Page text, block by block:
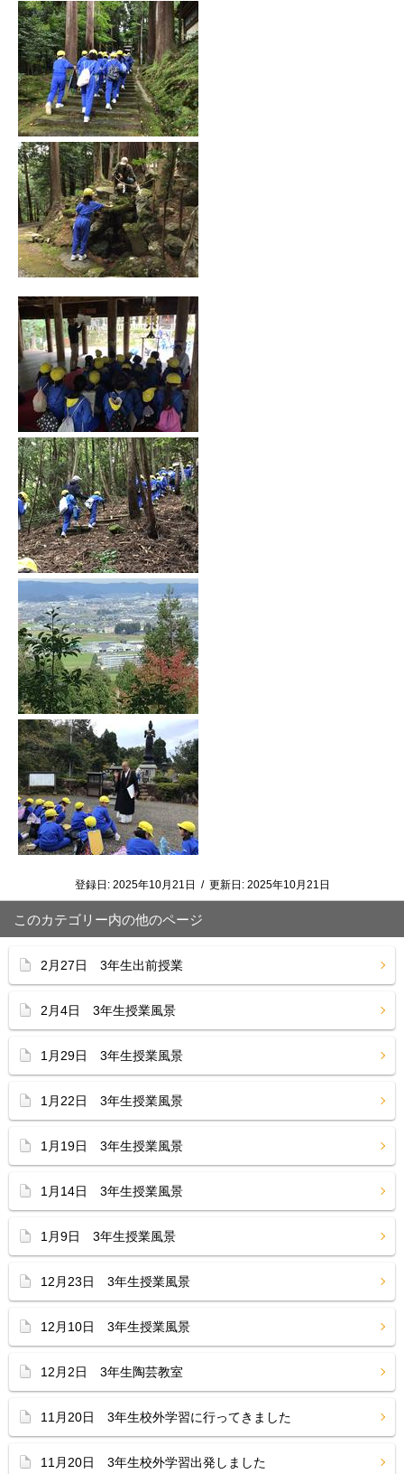
登録日: 2025年10月21日 / 更新日: 2025年10月21日
このカテゴリー内の他のページ
2月27日 3年生出前授業
2月4日 3年生授業風景
1月29日 3年生授業風景
1月22日 3年生授業風景
1月19日 3年生授業風景
1月14日 3年生授業風景
1月9日 3年生授業風景
12月23日 3年生授業風景
12月10日 3年生授業風景
12月2日 3年生陶芸教室
11月20日 3年生校外学習に行ってきました
11月20日 3年生校外学習出発しました